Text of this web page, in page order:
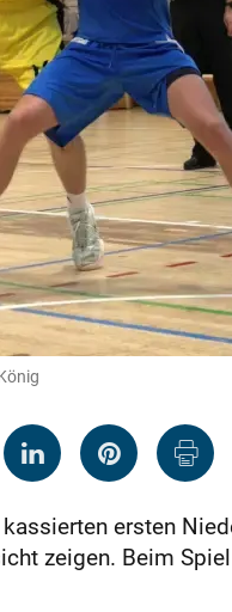
ersten
zeigen. Beim